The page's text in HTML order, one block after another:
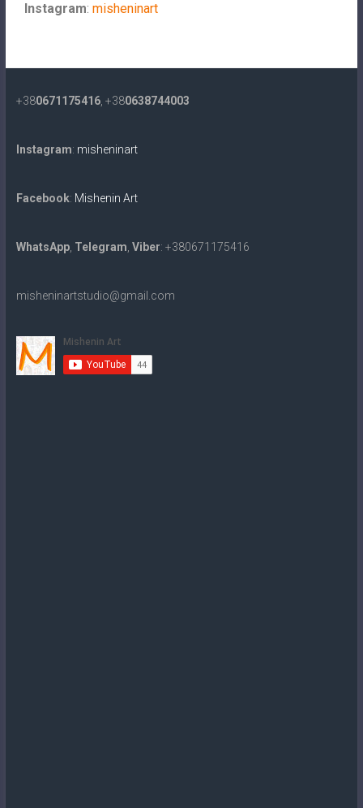
Instagram: misheninart
+380671175416, +380638744003
Instagram: misheninart
Facebook: Mishenin Art
WhatsApp, Telegram Viber: +380671175416
misheninartstudio@gmail.com